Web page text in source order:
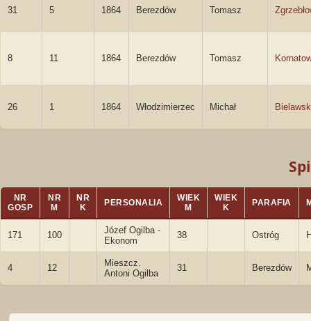
31 5 1864 Berezdów Tomasz
8 11 1864 Berezdów Tomasz
26 1 1864 Włodzimierzec Michał
NR
GOSP
NR
M
NR
K
PERSONALIA
WIEK
M
WIEK
K
PARAFIA
171 100
Józef Ogilba -
Ekonom
38 Ostróg
4 12
Mieszcz.
Antoni Ogilba
31 Berezdów